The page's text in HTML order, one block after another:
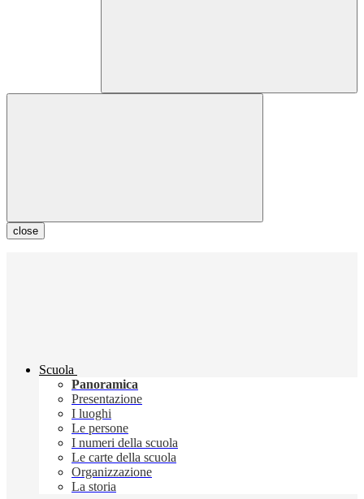
close
Scuola
Panoramica
Presentazione
I luoghi
Le persone
I numeri della scuola
Le carte della scuola
Organizzazione
La storia